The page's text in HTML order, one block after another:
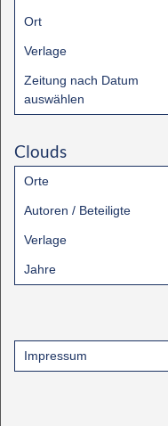
Ort
Verlage
Zeitung nach Datum
auswählen
Clouds
Orte
Autoren / Beteiligte
Verlage
Jahre
Impressum